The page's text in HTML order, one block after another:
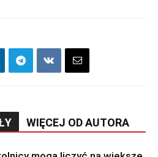
WIĘCEJ OD AUTORA